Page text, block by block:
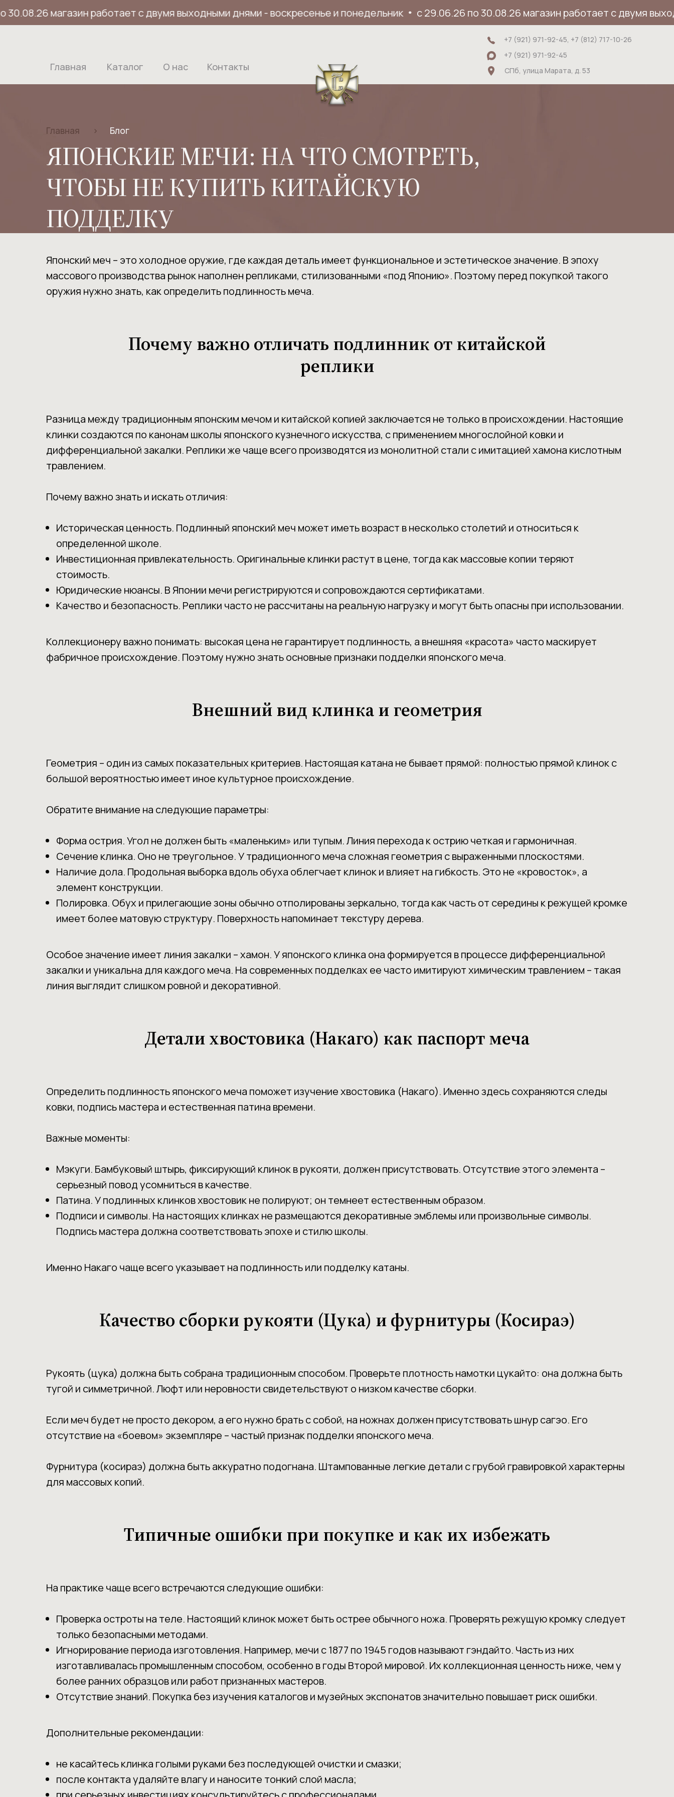
магазин работает с двумя выходными днями - воскресенье и понедельник с 29.06.26 по 30.08.26 магазин работает с двумя
Контакты
Главная О нас
Каталог
+7 (921) 971-92-45, +7 (812) 717-10-26
+7 (921) 971-92-45
СПб, улица Марата, д. 53
ЯПОНСКИЕ МЕЧИ: НА ЧТО СМОТРЕТЬ,
ЧТОБЫ НЕ КУПИТЬ КИТАЙСКУЮ
ПОДДЕЛКУ
>
Главная Блог
Японский меч – это холодное оружие, где каждая деталь имеет функциональное и эстетическое значение. В эпоху
массового производства рынок наполнен репликами, стилизованными «под Японию». Поэтому перед покупкой такого
оружия нужно знать, как определить подлинность меча.
Почему важно отличать подлинник от китайской
реплики
Разница между традиционным японским мечом и китайской копией заключается не только в происхождении. Настоящие
клинки создаются по канонам школы японского кузнечного искусства, с применением многослойной ковки и
дифференциальной закалки. Реплики же чаще всего производятся из монолитной стали с имитацией хамона кислотным
травлением.
Почему важно знать и искать отличия:
Историческая ценность. Подлинный японский меч может иметь возраст в несколько столетий и относиться к
определенной школе.
Инвестиционная привлекательность. Оригинальные клинки растут в цене, тогда как массовые копии теряют
стоимость.
Юридические нюансы. В Японии мечи регистрируются и сопровождаются сертификатами.
Качество и безопасность. Реплики часто не рассчитаны на реальную нагрузку и могут быть опасны при использовании.
Коллекционеру важно понимать: высокая цена не гарантирует подлинность, а внешняя «красота» часто маскирует
фабричное происхождение. Поэтому нужно знать основные признаки подделки японского меча.
Внешний вид клинка и геометрия
Геометрия – один из самых показательных критериев. Настоящая катана не бывает прямой: полностью прямой клинок с
большой вероятностью имеет иное культурное происхождение.
Обратите внимание на следующие параметры:
Форма острия. Угол не должен быть «маленьким» или тупым. Линия перехода к острию четкая и гармоничная.
Сечение клинка. Оно не треугольное. У традиционного меча сложная геометрия с выраженными плоскостями.
Наличие дола. Продольная выборка вдоль обуха облегчает клинок и влияет на гибкость. Это не «кровосток», а
элемент конструкции.
Полировка. Обух и прилегающие зоны обычно отполированы зеркально, тогда как часть от середины к режущей кромке
имеет более матовую структуру. Поверхность напоминает текстуру дерева.
Особое значение имеет линия закалки – хамон. У японского клинка она формируется в процессе дифференциальной
закалки и уникальна для каждого меча. На современных подделках ее часто имитируют химическим травлением – такая
линия выглядит слишком ровной и декоративной.
Детали хвостовика (Накаго) как паспорт меча
Определить подлинность японского меча поможет изучение хвостовика (Накаго). Именно здесь сохраняются следы
ковки, подпись мастера и естественная патина времени.
Важные моменты:
Мэкуги. Бамбуковый штырь, фиксирующий клинок в рукояти, должен присутствовать. Отсутствие этого элемента –
серьезный повод усомниться в качестве.
Патина. У подлинных клинков хвостовик не полируют; он темнеет естественным образом.
Подписи и символы. На настоящих клинках не размещаются декоративные эмблемы или произвольные символы.
Подпись мастера должна соответствовать эпохе и стилю школы.
Именно Накаго чаще всего указывает на подлинность или подделку катаны.
Качество сборки рукояти (Цука) и фурнитуры (Косираэ)
Рукоять (цука) должна быть собрана традиционным способом. Проверьте плотность намотки цукайто: она должна быть
тугой и симметричной. Люфт или неровности свидетельствуют о низком качестве сборки.
Если меч будет не просто декором, а его нужно брать с собой, на ножнах должен присутствовать шнур сагэо. Его
отсутствие на «боевом» экземпляре – частый признак подделки японского меча.
Фурнитура (косираэ) должна быть аккуратно подогнана. Штампованные легкие детали с грубой гравировкой характерны
для массовых копий.
Типичные ошибки при покупке и как их избежать
На практике чаще всего встречаются следующие ошибки:
Проверка остроты на теле. Настоящий клинок может быть острее обычного ножа. Проверять режущую кромку следует
только безопасными методами.
Игнорирование периода изготовления. Например, мечи с 1877 по 1945 годов называют гэндайто. Часть из них
изготавливалась промышленным способом, особенно в годы Второй мировой. Их коллекционная ценность ниже, чем у
более ранних образцов или работ признанных мастеров.
Отсутствие знаний. Покупка без изучения каталогов и музейных экспонатов значительно повышает риск ошибки.
Дополнительные рекомендации:
не касайтесь клинка голыми руками без последующей очистки и смазки;
после контакта удаляйте влагу и наносите тонкий слой масла;